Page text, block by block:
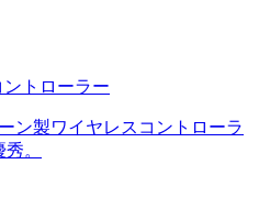
ントローラー
ン製ワイヤレスコントローラ
。